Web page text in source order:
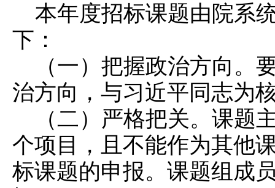
本年度招标课题由院系
下：
（一）把握政治方向。
治方向，与习近平同志为
（二）严格把关。课题
个项目，且不能作为其他
标课题的申报。课题组成